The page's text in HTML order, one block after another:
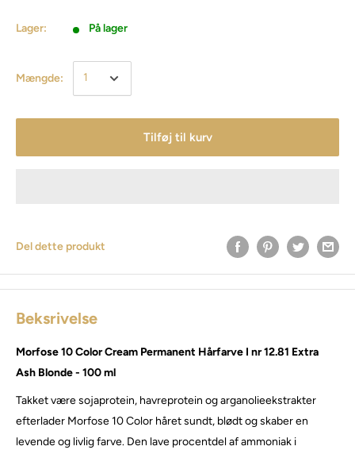
Lager: På lager
Mængde:
Tilføj til kurv
Del dette produkt
Beksrivelse
Morfose 10 Color Cream Permanent Hårfarve I nr 12.81 Extra
Ash Blonde - 100 ml
Takket være sojaprotein, havreprotein og arganolieekstrakter
efterlader Morfose 10 Color håret sundt, blødt og skaber en
levende og livlig farve. Den lave procentdel af ammoniak i